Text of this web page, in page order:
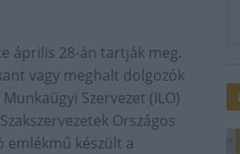
április 28-án tartják meg.
vagy meghalt dolgozók
Szervezet (ILO)
Országos
emlékmű készült a